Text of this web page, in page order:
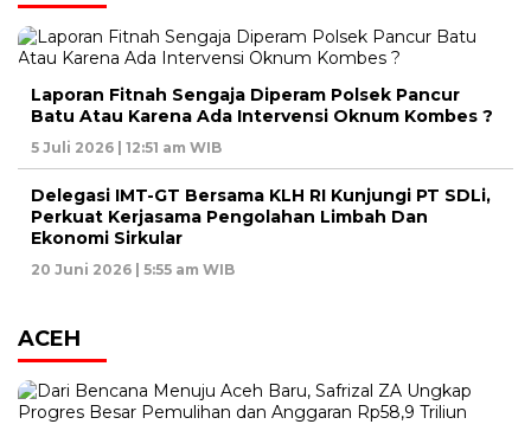
Laporan Fitnah Sengaja Diperam Polsek Pancur
Batu Atau Karena Ada Intervensi Oknum Kombes ?
5 Juli 2026 | 12:51 am WIB
Delegasi IMT-GT Bersama KLH RI Kunjungi PT SDLi,
Perkuat Kerjasama Pengolahan Limbah Dan
Ekonomi Sirkular
20 Juni 2026 | 5:55 am WIB
ACEH